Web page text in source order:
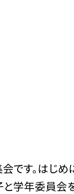
す。はじめ
学年委員会